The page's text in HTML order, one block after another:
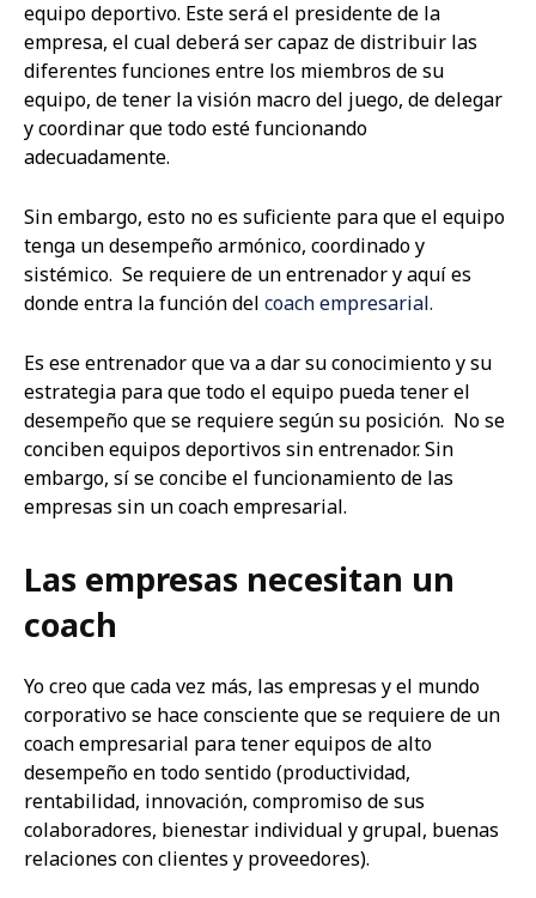
equipo deportivo. Este será el presidente de la
empresa, el cual deberá ser capaz de distribuir las
diferentes funciones entre los miembros de su
equipo, de tener la visión macro del juego, de delegar
y coordinar que todo esté funcionando
adecuadamente.
Sin embargo, esto no es suficiente para que el equipo
tenga un desempeño armónico, coordinado y
sistémico. Se requiere de un entrenador y aquí es
donde entra la función del coach empresarial.
Es ese entrenador que va a dar su conocimiento y su
estrategia para que todo el equipo pueda tener el
desempeño que se requiere según su posición. No se
conciben equipos deportivos sin entrenador. Sin
embargo, sí se concibe el funcionamiento de las
empresas sin un coach empresarial.
Las empresas necesitan un
coach
Yo creo que cada vez más, las empresas y el mundo
corporativo se hace consciente que se requiere de un
coach empresarial para tener equipos de alto
desempeño en todo sentido (productividad,
rentabilidad, innovación, compromiso de sus
colaboradores, bienestar individual y grupal, buenas
relaciones con clientes y proveedores).